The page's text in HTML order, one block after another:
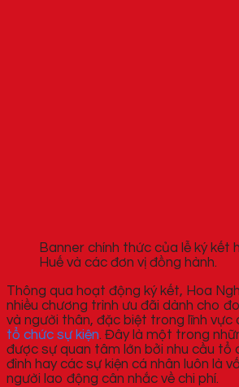
Banner chính thức của lễ ký
Huế và các đơn vị đồng hành.
Thông qua hoạt động ký kết, Hoa
nhiều chương trình ưu đãi dành cho
và người thân, đặc biệt trong lĩnh vực
tổ chức sự kiện. Đây là một trong
được sự quan tâm lớn bởi nhu cầu tổ
đình hay các sự kiện cá nhân luôn là
người lao động cân nhắc về chi phí.